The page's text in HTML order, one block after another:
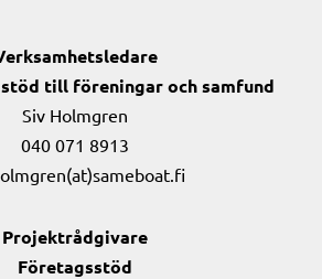
till föreningar och samfund
Siv Holmgren
040 071 8913
Projektrådgivare
Företagsstöd